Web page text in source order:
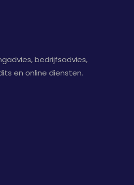
bedrijfsadvies,
en online diensten.